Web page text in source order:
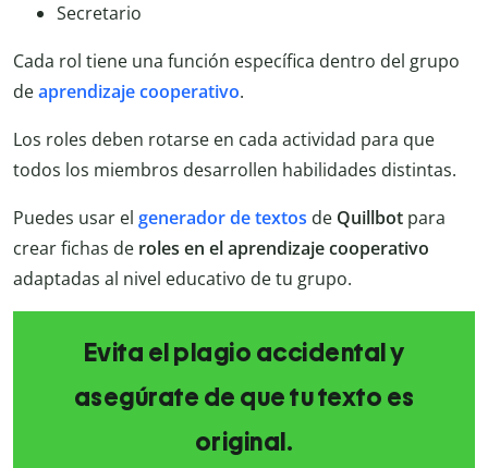
Secretario
Cada rol tiene una función específica dentro del grupo
deaprendizaje cooperativo.
Los roles deben rotarse en cada actividad para que
todos los miembros desarrollen habilidades distintas.
Puedes usar el generador de textos de Quillbot para
crear fichas de roles en el aprendizaje cooperativo
adaptadas al nivel educativo de tu grupo.
Evita el plagio accidental y
asegúrate de que tu texto es
original.